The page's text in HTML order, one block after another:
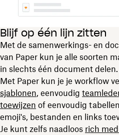
Blijf op één lijn zitten
Met de samenwerkings- en
van Paper kun je alle soorten
in slechts één document delen.
Met Paper kun je je workflow
sjablonen, eenvoudig
toewijzen of eenvoudig
emoji's, bestanden en links
Je kunt zelfs naadloos rich